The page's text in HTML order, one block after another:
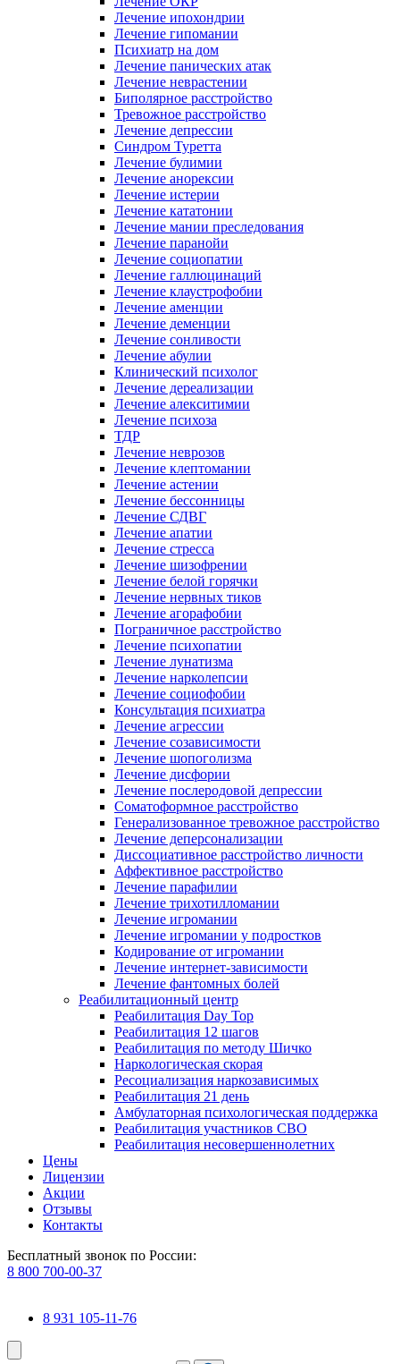
Лечение ипохондрии
Лечение гипомании
Психиатр на дом
Лечение панических атак
Лечение неврастении
Биполярное расстройство
Тревожное расстройство
Лечение депрессии
Синдром Туретта
Лечение булимии
Лечение анорексии
Лечение истерии
Лечение кататонии
Лечение мании преследования
Лечение паранойи
Лечение социопатии
Лечение галлюцинаций
Лечение клаустрофобии
Лечение аменции
Лечение деменции
Лечение сонливости
Лечение абулии
Клинический психолог
Лечение дереализации
Лечение алекситимии
Лечение психоза
ТДР
Лечение неврозов
Лечение клептомании
Лечение астении
Лечение бессонницы
Лечение СДВГ
Лечение апатии
Лечение стресса
Лечение шизофрении
Лечение белой горячки
Лечение нервных тиков
Лечение агорафобии
Пограничное расстройство
Лечение психопатии
Лечение лунатизма
Лечение нарколепсии
Лечение социофобии
Консультация психиатра
Лечение агрессии
Лечение созависимости
Лечение шопоголизма
Лечение дисфории
Лечение послеродовой депрессии
Соматоформное расстройство
Генерализованное тревожное расстройство
Лечение деперсонализации
Диссоциативное расстройство личности
Аффективное расстройство
Лечение парафилии
Лечение трихотилломании
Лечение игромании
Лечение игромании у подростков
Кодирование от игромании
Лечение интернет-зависимости
Лечение фантомных болей
Реабилитационный центр
Реабилитация Day Top
Реабилитация 12 шагов
Реабилитация по методу Шичко
Наркологическая скорая
Ресоциализация наркозависимых
Реабилитация 21 день
Амбулаторная психологическая поддержка
Реабилитация участников СВО
Реабилитация несовершеннолетних
Цены
Лицензии
Акции
Отзывы
Контакты
Бесплатный звонок по России:
8 800 700-00-37
8 931 105-11-76